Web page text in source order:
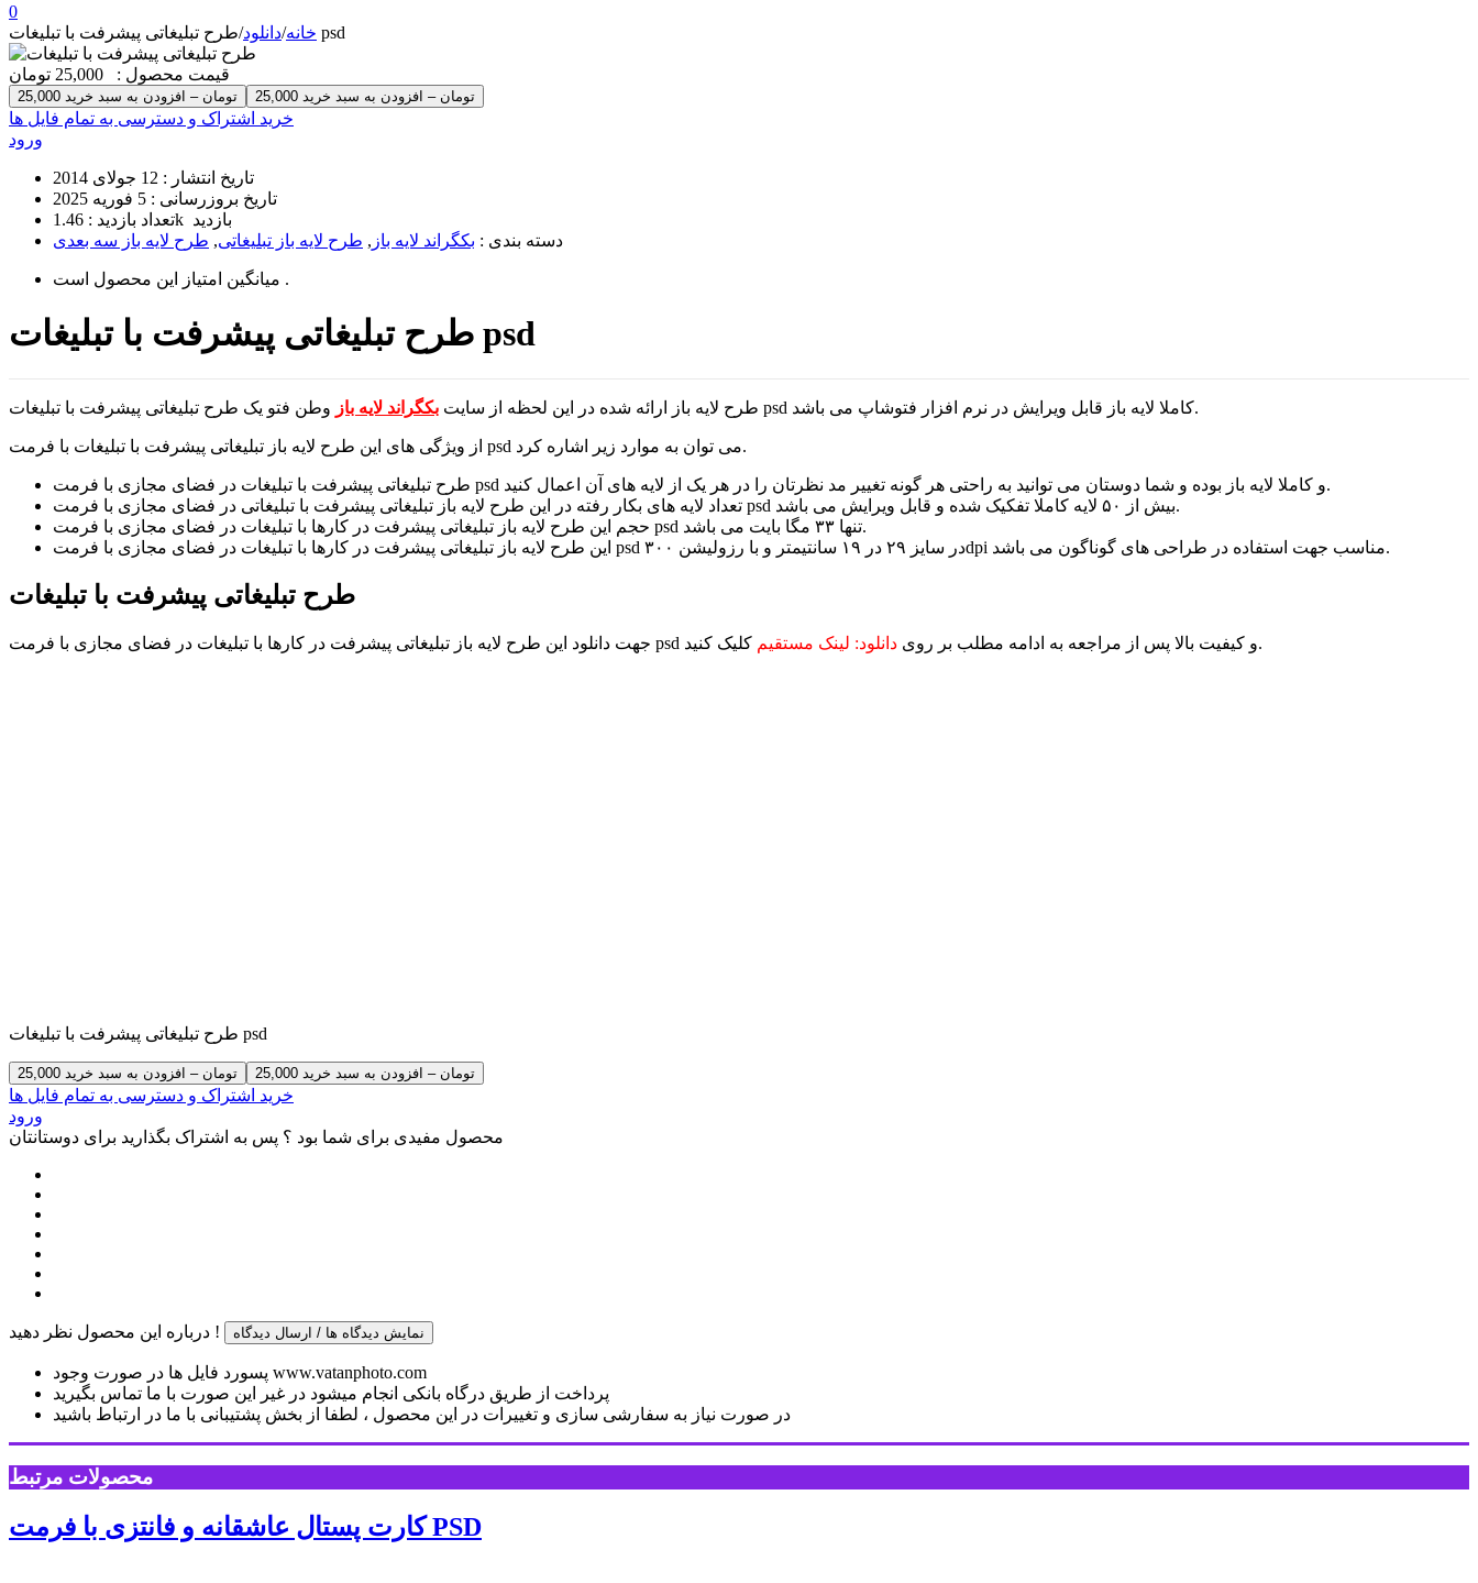
0
خانه/دانلود/ طرح تبلیغاتی پیشرفت با تبلیغات psd
قیمت محصول : 25,000 تومان
25,000 تومان – افزودن به سبد خرید
خرید اشتراک و دسترسی به تمام فایل ها
ورود
تاریخ انتشار : 12 جولای 2014
تاریخ بروزرسانی : 5 فوریه 2025
تعداد بازدید :
1.46k بازدید
دسته بندی : بکگراند لایه باز , طرح لایه باز تبلیغاتی, طرح لایه باز سه بعدی
میانگین امتیاز این محصول است .
طرح تبلیغاتی پیشرفت با تبلیغات psd
طرح لایه باز ارائه شده در این لحظه از سایت بکگراند لایه باز وطن فتو یک طرح تبلیغاتی پیشرفت با تبلیغات psd کاملا لایه باز قابل ویرایش در نرم افزار فتوشاپ می باشد.
از ویژگی های این طرح لایه باز تبلیغاتی پیشرفت با تبلیغات با فرمت psd می توان به موارد زیر اشاره کرد.
طرح تبلیغاتی پیشرفت با تبلیغات در فضای مجازی با فرمت psd و کاملا لایه باز بوده و شما دوستان می توانید به راحتی هر گونه تغییر مد نظرتان را در هر یک از لایه های آن اعمال کنید.
تعداد لایه های بکار رفته در این طرح لایه باز تبلیغاتی پیشرفت با تبلیغاتی در فضای مجازی با فرمت psd بیش از ۵۰ لایه کاملا تفکیک شده و قابل ویرایش می باشد.
حجم این طرح لایه باز تبلیغاتی پیشرفت در کارها با تبلیغات در فضای مجازی با فرمت psd تنها ۳۳ مگا بایت می باشد.
این طرح لایه باز تبلیغاتی پیشرفت در کارها با تبلیغات در فضای مجازی با فرمت psd در سایز ۲۹ در ۱۹ سانتیمتر و با رزولیشن ۳۰۰dpi مناسب جهت استفاده در طراحی های گوناگون می باشد.
طرح تبلیغاتی پیشرفت با تبلیغات
جهت دانلود این طرح لایه باز تبلیغاتی پیشرفت در کارها با تبلیغات در فضای مجازی با فرمت psd و کیفیت بالا پس از مراجعه به ادامه مطلب بر روی دانلود: لینک مستقیم کلیک کنید.
طرح تبلیغاتی پیشرفت با تبلیغات psd
25,000 تومان – افزودن به سبد خرید
خرید اشتراک و دسترسی به تمام فایل ها
ورود
محصول مفیدی برای شما بود ؟ پس به اشتراک بگذارید برای دوستانتان
درباره این محصول نظر دهید ! نمایش دیدگاه ها / ارسال دیدگاه
پسورد فایل ها در صورت وجود www.vatanphoto.com
پرداخت از طریق درگاه بانکی انجام میشود در غیر این صورت با ما تماس بگیرید
در صورت نیاز به سفارشی سازی و تغییرات در این محصول ، لطفا از بخش پشتیبانی با ما در ارتباط باشید
محصولات مرتبط
کارت پستال عاشقانه و فانتزی با فرمت PSD